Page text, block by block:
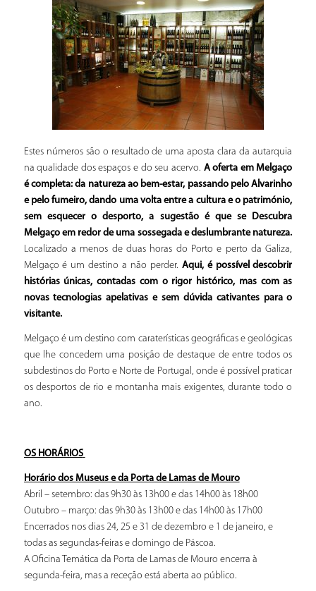
Estes números são o resultado de uma aposta clara da autarquia
na qualidade dos espaços e do seu acervo. A oferta em Melgaço
é completa: da natureza ao bem-estar, passando pelo Alvarinho
e pelo fumeiro, dando uma volta entre a cultura e o património,
sem esquecer o desporto, a sugestão é que se Descubra
Melgaço em redor de uma sossegada e deslumbrante natureza.
Localizado a menos de duas horas do Porto e perto da Galiza,
Melgaço é um destino a não perder. Aqui, é possível descobrir
histórias únicas, contadas com o rigor histórico, mas com as
novas tecnologias apelativas e sem dúvida cativantes para o
visitante.
Melgaço é um destino com caraterísticas geográficas e geológicas
que lhe concedem uma posição de destaque de entre todos os
subdestinos do Porto e Norte de Portugal, onde é possível praticar
os desportos de rio e montanha mais exigentes, durante todo o
ano.
OS HORÁRIOS
Horário dos Museus e da Porta de Lamas de Mouro
Abril – setembro: das 9h30 às 13h00 e das 14h00 às 18h00
Outubro – março: das 9h30 às 13h00 e das 14h00 às 17h00
Encerrados nos dias 24, 25 e 31 de dezembro e 1 de janeiro, e
todas as segundas-feiras e domingo de Páscoa.
A Oficina Temática da Porta de Lamas de Mouro encerra à
segunda-feira, mas a receção está aberta ao público.